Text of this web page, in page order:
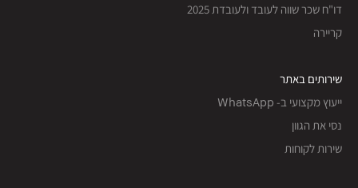
דו"ח שכר שווה לעובד ולעובדת 2025
קריירה
שירותים באתר
ייעוץ מקצועי ב- WhatsApp
נסי את הגוון
שירות לקוחות